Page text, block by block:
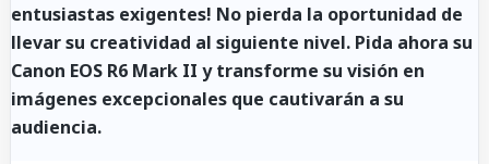
entusiastas exigentes! No pierda la oportunidad de
llevar su creatividad al siguiente nivel. Pida ahora su
Canon EOS R6 Mark II y transforme su visión en
imágenes excepcionales que cautivarán a su
audiencia.